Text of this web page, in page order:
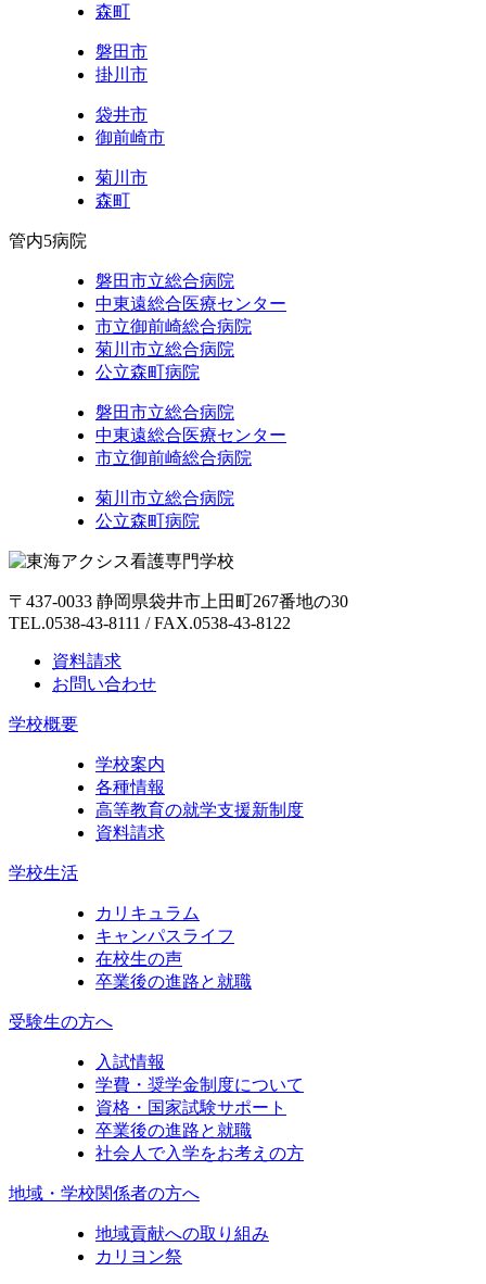
森町
磐田市
掛川市
袋井市
御前崎市
菊川市
森町
管内5病院
磐田市立総合病院
中東遠総合医療センター
市立御前崎総合病院
菊川市立総合病院
公立森町病院
磐田市立総合病院
中東遠総合医療センター
市立御前崎総合病院
菊川市立総合病院
公立森町病院
〒437-0033 静岡県袋井市上田町267番地の30
TEL.0538-43-8111 / FAX.0538-43-8122
資料請求
お問い合わせ
学校概要
学校案内
各種情報
高等教育の就学支援新制度
資料請求
学校生活
カリキュラム
キャンパスライフ
在校生の声
卒業後の進路と就職
受験生の方へ
入試情報
学費・奨学金制度について
資格・国家試験サポート
卒業後の進路と就職
社会人で入学をお考えの方
地域・学校関係者の方へ
地域貢献への取り組み
カリヨン祭